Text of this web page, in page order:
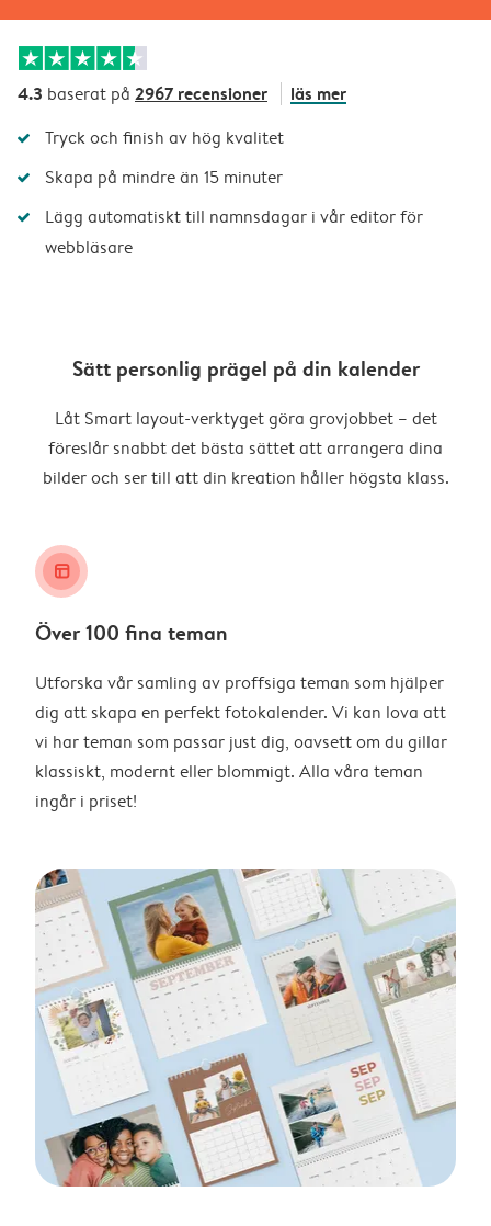
4.3 baserat på 2967 recensioner läs mer
Tryck och finish av hög kvalitet
Skapa på mindre än 15 minuter
Lägg automatiskt till namnsdagar i vår editor för
webbläsare
Sätt personlig prägel på din kalender
Låt Smart layout-verktyget göra grovjobbet – det
föreslår snabbt det bästa sättet att arrangera dina
bilder och ser till att din kreation håller högsta klass.
layout_alt
Över 100 fina teman
Utforska vår samling av proffsiga teman som hjälper
dig att skapa en perfekt fotokalender. Vi kan lova att
vi har teman som passar just dig, oavsett om du gillar
klassiskt, modernt eller blommigt. Alla våra teman
ingår i priset!